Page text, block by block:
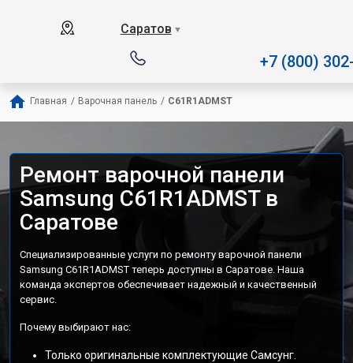
Саратов ▼
+7 (800)
Главная / Варочная панель / C61R1ADMST
Ремонт варочной панели
Samsung C61R1ADMST в
Саратове
Специализированные услуги по ремонту варочной панели
Samsung C61R1ADMST теперь доступны в Саратове. Наша
команда экспертов обеспечивает надежный и качественный
сервис.
Почему выбирают нас:
Только оригинальные комплектующие Самсунг.